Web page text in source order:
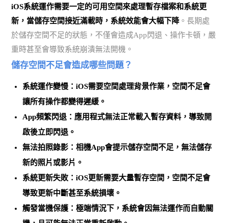
iOS系統運作需要一定的可用空間來處理暫存檔案和系統更
新，當儲存空間接近滿載時，系統效能會大幅下降。長期處
於儲存空間不足的狀態，不僅會造成App閃退、操作卡頓，嚴
重時甚至會導致系統崩潰無法開機。
儲存空間不足會造成哪些問題？
系統運作變慢 ：iOS需要空間處理背景作業，空間不足會
讓所有操作都變得遲緩。
App頻繁閃退 ：應用程式無法正常載入暫存資料，導致開
啟後立即閃退。
無法拍照錄影 ：相機App會提示儲存空間不足，無法儲存
新的照片或影片。
系統更新失敗 ：iOS更新需要大量暫存空間，空間不足會
導致更新中斷甚至系統損壞。
觸發當機保護 ：極端情況下，系統會因無法運作而自動關